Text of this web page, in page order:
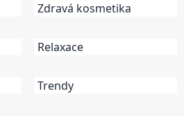
Zdravá kosmetika
Relaxace
Trendy